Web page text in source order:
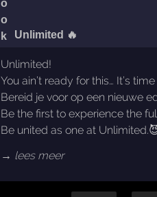
Unlimited 🔥
Unlimited!
You ain’t ready for this… It’s
Bereid je voor op een nieuwe
Be the first to experience the
Be united as one at
→ lees meer